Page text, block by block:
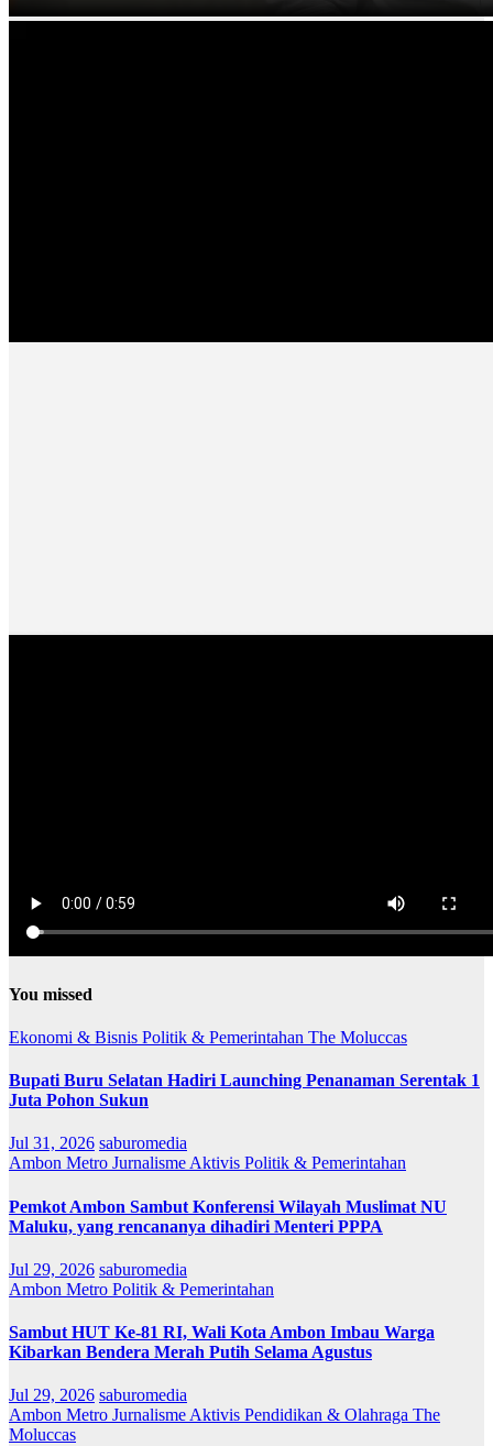
You missed
Ekonomi & Bisnis Politik & Pemerintahan The Moluccas
Bupati Buru Selatan Hadiri Launching Penanaman Serentak 1
Juta Pohon Sukun
Jul 31, 2026 saburomedia
Ambon Metro Jurnalisme Aktivis Politik & Pemerintahan
Pemkot Ambon Sambut Konferensi Wilayah Muslimat NU
Maluku, yang rencananya dihadiri Menteri PPPA
Jul 29, 2026 saburomedia
Ambon Metro Politik & Pemerintahan
Sambut HUT Ke-81 RI, Wali Kota Ambon Imbau Warga
Kibarkan Bendera Merah Putih Selama Agustus
Jul 29, 2026 saburomedia
Ambon Metro Jurnalisme Aktivis Pendidikan & Olahraga The
Moluccas